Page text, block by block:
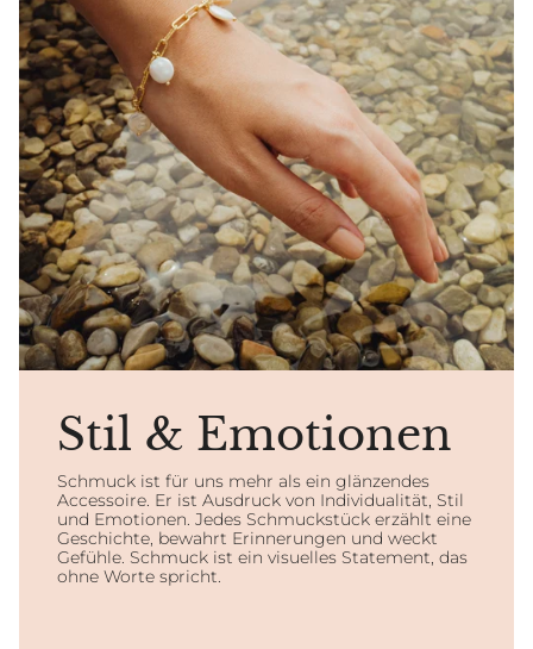
Stil & Emotionen
Schmuck ist für uns mehr als ein glänzendes
Accessoire. Er ist Ausdruck von Individualität, Stil
und Emotionen. Jedes Schmuckstück erzählt eine
Geschichte, bewahrt Erinnerungen und weckt
Gefühle. Schmuck ist ein visuelles Statement, das
ohne Worte spricht.